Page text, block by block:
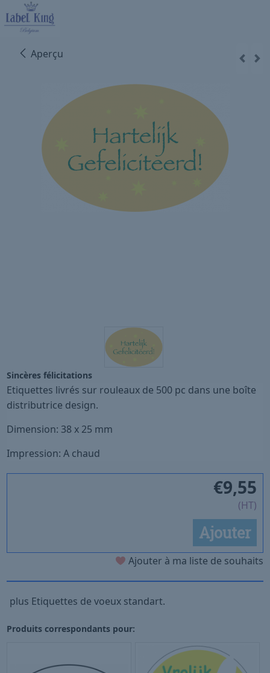
Aperçu
Sincères félicitations
Etiquettes livrés sur rouleaux de 500 pc dans une boîte
distributrice design.
Dimension: 38 x 25 mm
Impression: A chaud
€9,55
(HT)
Ajouter
Ajouter à ma liste de souhaits
plus Etiquettes de voeux standart.
Produits correspondants pour: